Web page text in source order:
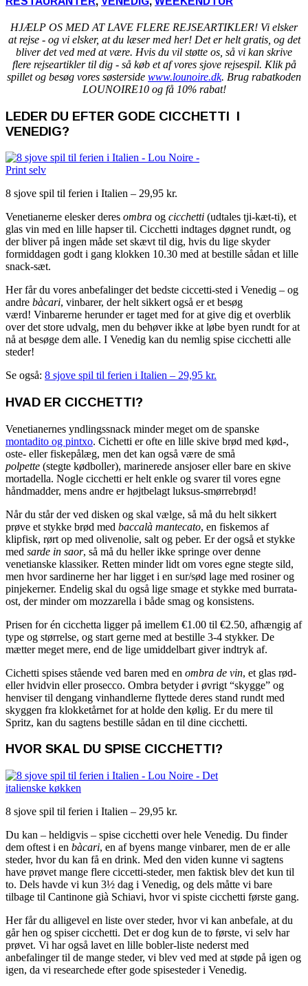
HJÆLP OS MED AT LAVE FLERE REJSEARTIKLER! Vi elsker
at rejse - og vi elsker, at du læser med her! Det er helt gratis, og det
bliver det ved med at være. Hvis du vil støtte os, så vi kan skrive
flere rejseartikler til dig - så køb et af vores sjove rejsespil. Klik på
spillet og besøg vores søsterside www.lounoire.dk. Brug rabatkoden
LOUNOIRE10 og få 10% rabat!
LEDER DU EFTER GODE CICCHETTI I
VENEDIG?
8 sjove spil til ferien i Italien – 29,95 kr.
Venetianerne elesker deres ombra og cicchetti (udtales tji-kæt-ti), et
glas vin med en lille hapser til. Cicchetti indtages døgnet rundt, og
der bliver på ingen måde set skævt til dig, hvis du lige skyder
formiddagen godt i gang klokken 10.30 med at bestille sådan et lille
snack-sæt.
Her får du vores anbefalinger det bedste ciccetti-sted i Venedig – og
andre bàcari, vinbarer, der helt sikkert også er et besøg
værd! Vinbarerne herunder er taget med for at give dig et overblik
over det store udvalg, men du behøver ikke at løbe byen rundt for at
nå at besøge dem alle. I Venedig kan du nemlig spise cicchetti alle
steder!
Se også: 8 sjove spil til ferien i Italien – 29,95 kr.
HVAD ER CICCHETTI?
Venetianernes yndlingssnack minder meget om de spanske
montadito og pintxo. Cichetti er ofte en lille skive brød med kød-,
oste- eller fiskepålæg, men det kan også være de små
polpette (stegte kødboller), marinerede ansjoser eller bare en skive
mortadella. Nogle cicchetti er helt enkle og svarer til vores egne
håndmadder, mens andre er højtbelagt luksus-smørrebrød!
Når du står der ved disken og skal vælge, så må du helt sikkert
prøve et stykke brød med baccalà mantecato, en fiskemos af
klipfisk, rørt op med olivenolie, salt og peber. Er der også et stykke
med sarde in saor, så må du heller ikke springe over denne
venetianske klassiker. Retten minder lidt om vores egne stegte sild,
men hvor sardinerne her har ligget i en sur/sød lage med rosiner og
pinjekerner. Endelig skal du også lige smage et stykke med burrata-
ost, der minder om mozzarella i både smag og konsistens.
Prisen for én cicchetta ligger på imellem €1.00 til €2.50, afhængig af
type og størrelse, og start gerne med at bestille 3-4 stykker. De
mætter meget mere, end de lige umiddelbart giver indtryk af.
Cichetti spises stående ved baren med en ombra de vin, et glas rød-
eller hvidvin eller prosecco. Ombra betyder i øvrigt “skygge” og
henviser til dengang vinhandlerne flyttede deres stand rundt med
skyggen fra klokketårnet for at holde den kølig. Er du mere til
Spritz, kan du sagtens bestille sådan en til dine cicchetti.
HVOR SKAL DU SPISE CICCHETTI?
8 sjove spil til ferien i Italien – 29,95 kr.
Du kan – heldigvis – spise cicchetti over hele Venedig. Du finder
dem oftest i en bàcari, en af byens mange vinbarer, men de er alle
steder, hvor du kan få en drink. Med den viden kunne vi sagtens
have prøvet mange flere ciccetti-steder, men faktisk blev det kun til
to. Dels havde vi kun 3½ dag i Venedig, og dels måtte vi bare
tilbage til Cantinone già Schiavi, hvor vi spiste cicchetti første gang.
Her får du alligevel en liste over steder, hvor vi kan anbefale, at du
går hen og spiser cicchetti. Det er dog kun de to første, vi selv har
prøvet. Vi har også lavet en lille bobler-liste nederst med
anbefalinger til de mange steder, vi blev ved med at støde på igen og
igen, da vi researchede efter gode spisesteder i Venedig.